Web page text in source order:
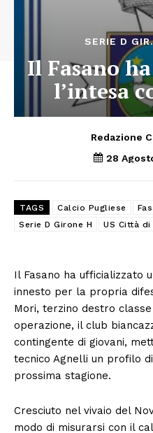
SERIE D
Il Fasano
l’intesa
Redazione
28
TAGS Calcio Pugliese
Serie D Girone H
US Città di
Il Fasano ha ufficializzato
innesto per la propria
Mori, terzino destro classe
operazione, il club
contingente di giovani,
tecnico Agnelli un profilo
prossima stagione.
Cresciuto nel vivaio del
modo di misurarsi con il